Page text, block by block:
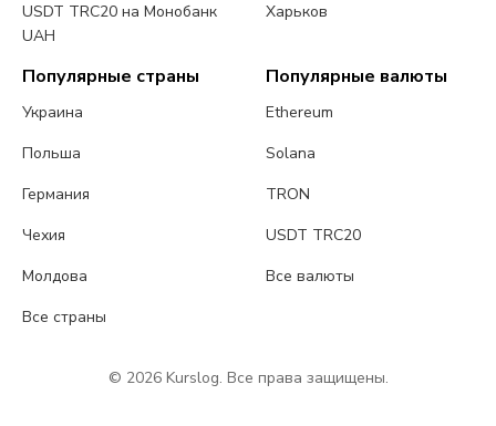
USDT TRC20 на Монобанк
UAH
Харьков
Популярные страны
Украина
Польша
Германия
Чехия
Молдова
Все страны
Популярные валюты
Ethereum
Solana
TRON
USDT TRC20
Все валюты
© 2026 Kurslog. Все права защищены.